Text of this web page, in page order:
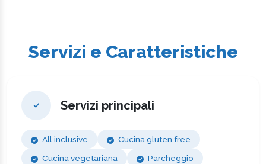
Servizi e Caratteristiche
Servizi principali
All inclusive
Cucina gluten free
Cucina vegetariana
Parcheggio